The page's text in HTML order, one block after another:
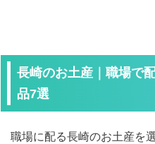
長崎のお土産｜職場で
品7選
職場に配る長崎のお土産を